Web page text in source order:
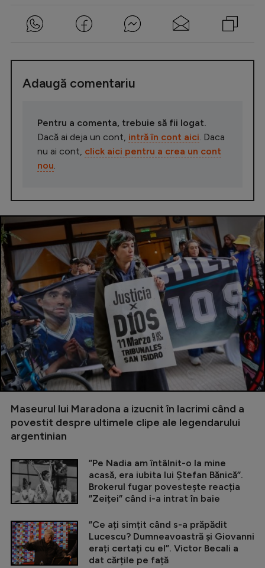
Adaugă comentariu
Pentru a comenta, trebuie să fii logat.
Dacă ai deja un cont, intră în cont aici . Daca
nu ai cont, click aici pentru a crea un cont
nou
Maseurul lui Maradona a izucnit în lacrimi când a
povestit despre ultimele clipe ale legendarului
argentinian
”Pe Nadia am întâlnit-o la mine
acasă, era iubita lui Ștefan Bănică”.
Brokerul fugar povestește reacția
”Zeiței” când i-a intrat în baie
”Ce ați simțit când s-a prăpădit
Lucescu? Dumneavoastră și Giovanni
erați certați cu el”. Victor Becali a
dat cărțile pe față